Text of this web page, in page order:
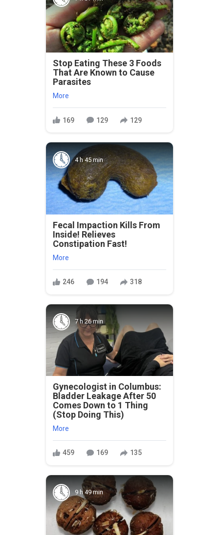
Stop Eating These 3 Foods
That Are Known to Cause
Parasites
More
169 129 129
4 h 45 min
Fecal Impaction Kills From
Inside! Relieves
Constipation Fast!
More
246 194 318
7 h 26 min
Gynecologist in Columbus:
Bladder Leakage After 50
Comes Down to 1 Thing
(Stop Doing This)
More
459 169 135
9 h 49 min